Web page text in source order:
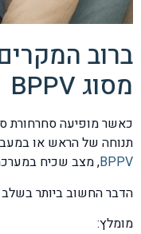
ברוב
מסוג BPPV
כאשר מופיעה סחרחורת
תנוחה של הראש או
BPPV, מצב שכיח
הדבר החשוב ביותר
מומלץ: